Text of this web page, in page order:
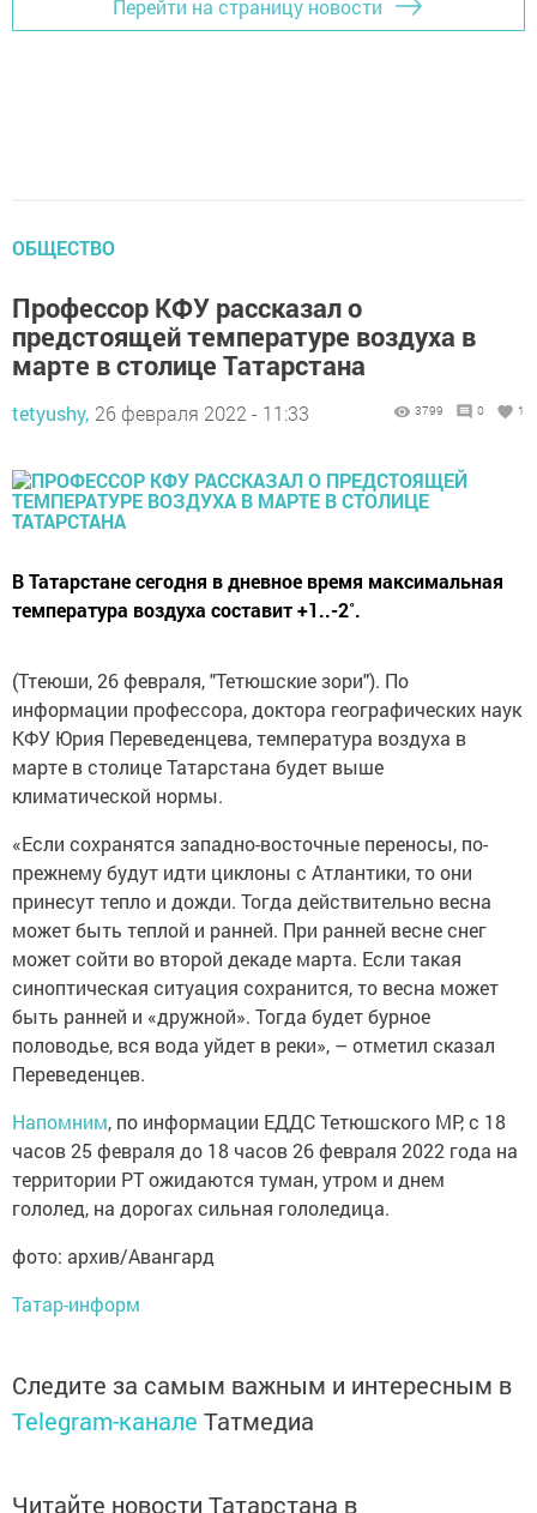
Перейти на страницу новости
ОБЩЕСТВО
Профессор КФУ рассказал о
предстоящей температуре воздуха в
марте в столице Татарстана
tetyushy, 26 февраля 2022 - 11:33 3799 0 1
В Татарстане сегодня в дневное время максимальная
температура воздуха составит +1..-2˚.
(Ттеюши, 26 февраля, "Тетюшские зори"). По
информации профессора, доктора географических наук
КФУ Юрия Переведенцева, температура воздуха в
марте в столице Татарстана будет выше
климатической нормы.
«Если сохранятся западно-восточные переносы, по-
прежнему будут идти циклоны с Атлантики, то они
принесут тепло и дожди. Тогда действительно весна
может быть теплой и ранней. При ранней весне снег
может сойти во второй декаде марта. Если такая
синоптическая ситуация сохранится, то весна может
быть ранней и «дружной». Тогда будет бурное
половодье, вся вода уйдет в реки», – отметил сказал
Переведенцев.
Напомним, по информации ЕДДС Тетюшского МР, с 18
часов 25 февраля до 18 часов 26 февраля 2022 года на
территории РТ ожидаются туман, утром и днем
гололед, на дорогах сильная гололедица.
фото: архив/Авангард
Татар-информ
Следите за самым важным и интересным в
Telegram-канале Татмедиа
Читайте новости Татарстана в